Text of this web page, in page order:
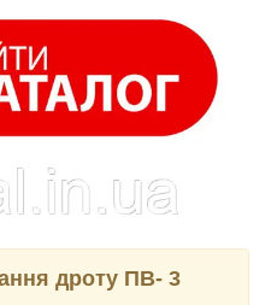
дроту ПВ- 3